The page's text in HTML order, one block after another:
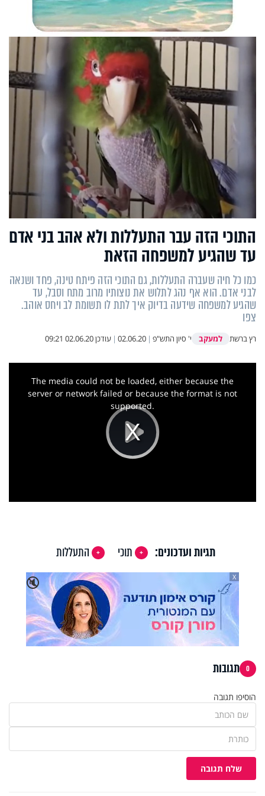
התוכי הזה עבר התעללות ולא אהב בני אדם
עד שהגיע למשפחה הזאת
כמו כל חיה שעברה התעללות, גם התוכי הזה פיתח טינה, פחד ושנאה
לבני אדם. הוא אף נהג לתלוש את נוצותיו מרוב מתח וסבל, עד
שהגיע למשפחה שידעה בדיוק איך לתת לו תשומת לב ויחס אוהב.
צפו
רץ ברשת למעקב י' סיון התש"פ |
02.06.20
| עודכן02.06.20 09:21
Play
This
The media could not be loaded, either because the
server or network failed or because the format is not
supported.
תגיות ועדכונים: תוכי
התעללות
🔇
X
0 תגובות
הוסיפו תגובה
שלח תגובה